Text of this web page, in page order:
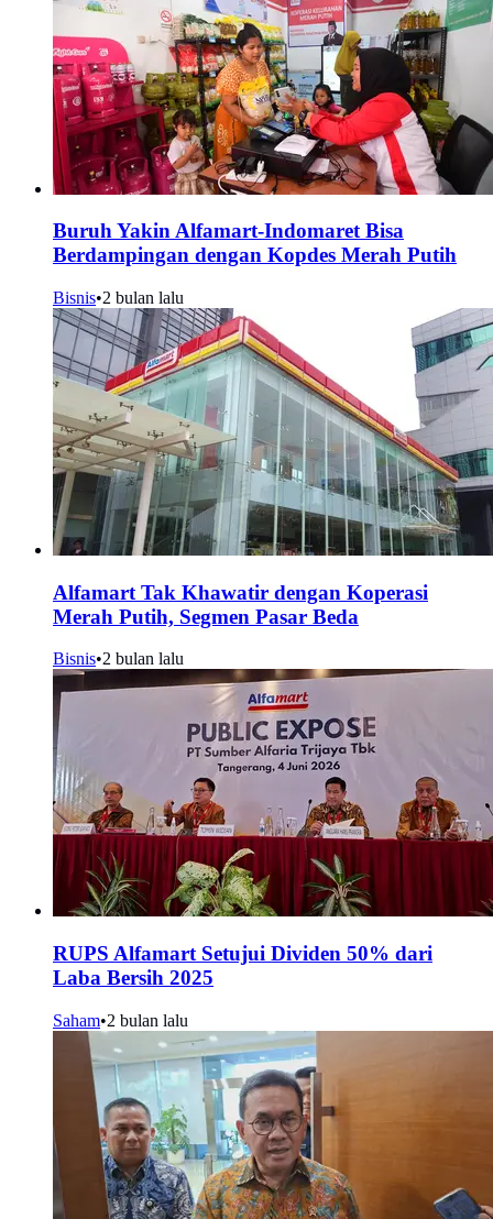
Buruh Yakin Alfamart-Indomaret Bisa
Berdampingan dengan Kopdes Merah Putih
Bisnis•2 bulan lalu
Alfamart Tak Khawatir dengan Koperasi
Merah Putih, Segmen Pasar Beda
Bisnis•2 bulan lalu
RUPS Alfamart Setujui Dividen 50% dari
Laba Bersih 2025
Saham•2 bulan lalu